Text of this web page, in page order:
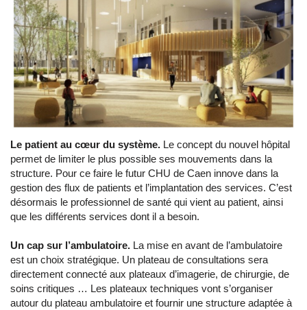
Le patient au cœur du système. Le concept du nouvel hôpital
permet de limiter le plus possible ses mouvements dans la
structure. Pour ce faire le futur CHU de Caen innove dans la
gestion des flux de patients et l’implantation des services. C’est
désormais le professionnel de santé qui vient au patient, ainsi
que les différents services dont il a besoin.
Un cap sur l’ambulatoire. La mise en avant de l’ambulatoire
est un choix stratégique. Un plateau de consultations sera
directement connecté aux plateaux d’imagerie, de chirurgie, de
soins critiques … Les plateaux techniques vont s’organiser
autour du plateau ambulatoire et fournir une structure adaptée à